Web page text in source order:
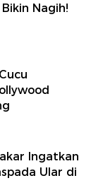
Nagih!
Ingatkan
Ular di